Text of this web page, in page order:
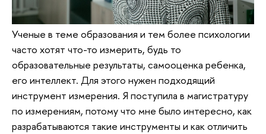
Ученые в теме образования и тем более психологии
часто хотят что-то измерить, будь то
образовательные результаты, самооценка ребенка,
его интеллект. Для этого нужен подходящий
инструмент измерения. Я поступила в магистратуру
по измерениям, потому что мне было интересно, как
разрабатываются такие инструменты и как отличить